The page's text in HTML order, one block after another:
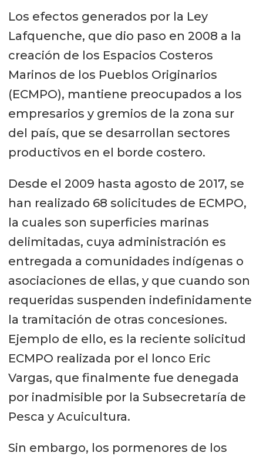
Los efectos generados por la Ley
Lafquenche, que dio paso en 2008 a la
creación de los Espacios Costeros
Marinos de los Pueblos Originarios
(ECMPO), mantiene preocupados a los
empresarios y gremios de la zona sur
del país, que se desarrollan sectores
productivos en el borde costero.
Desde el 2009 hasta agosto de 2017, se
han realizado 68 solicitudes de ECMPO,
la cuales son superficies marinas
delimitadas, cuya administración es
entregada a comunidades indígenas o
asociaciones de ellas, y que cuando son
requeridas suspenden indefinidamente
la tramitación de otras concesiones.
Ejemplo de ello, es la reciente solicitud
ECMPO realizada por el lonco Eric
Vargas, que finalmente fue denegada
por inadmisible por la Subsecretaría de
Pesca y Acuicultura.
Sin embargo, los pormenores de los